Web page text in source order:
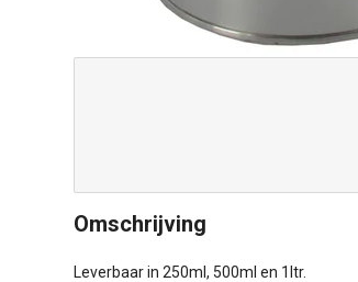
Omschrijving
Leverbaar in 250ml, 500ml en 1ltr.